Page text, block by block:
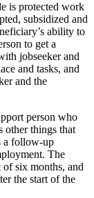
is protected work
subsidized and
ability to
to get a
jobseeker and
and tasks, and
and the
person who
other things that
a follow-up
The
six months, and
the start of the